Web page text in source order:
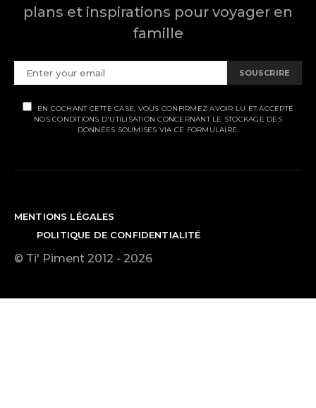
plans et inspirations pour voyager en
famille
SOUSCRIRE
EN COCHANT CETTE CASE, VOUS CONFIRMEZ AVOIR LU ET ACCEPTÉ
NOS CONDITIONS D'UTILISATION CONCERNANT LE STOCKAGE DES
DONNÉES SOUMISES VIA CE FORMULAIRE.
MENTIONS LÉGALES
POLITIQUE DE CONFIDENTIALITÉ
© Ti' Piment 2012 - 2026